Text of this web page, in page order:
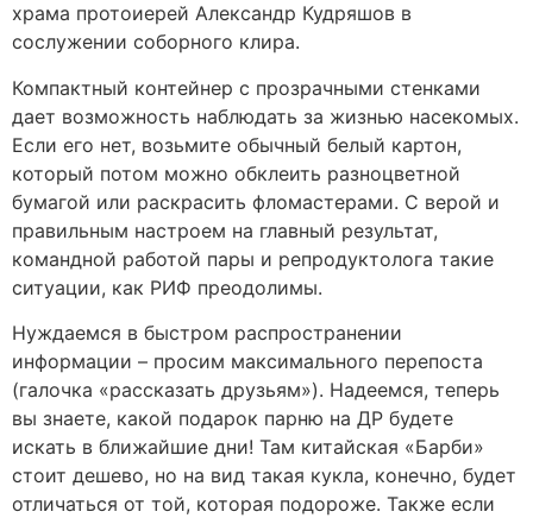
храма протоиерей Александр Кудряшов в
сослужении соборного клира.
Компактный контейнер с прозрачными стенками
дает возможность наблюдать за жизнью насекомых.
Если его нет, возьмите обычный белый картон,
который потом можно обклеить разноцветной
бумагой или раскрасить фломастерами. С верой и
правильным настроем на главный результат,
командной работой пары и репродуктолога такие
ситуации, как РИФ преодолимы.
Нуждаемся в быстром распространении
информации – просим максимального перепоста
(галочка «рассказать друзьям»). Надеемся, теперь
вы знаете, какой подарок парню на ДР будете
искать в ближайшие дни! Там китайская «Барби»
стоит дешево, но на вид такая кукла, конечно, будет
отличаться от той, которая подороже. Также если